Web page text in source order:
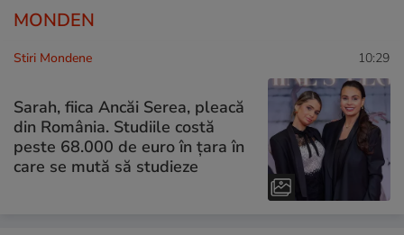
MONDEN
Stiri Mondene 10:29
Sarah, fiica Ancăi Serea, pleacă
din România. Studiile costă
peste 68.000 de euro în țara în
care se mută să studieze